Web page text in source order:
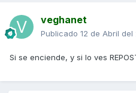
veghanet
Publicado 12 de Abril del
Si se enciende, y si lo ves